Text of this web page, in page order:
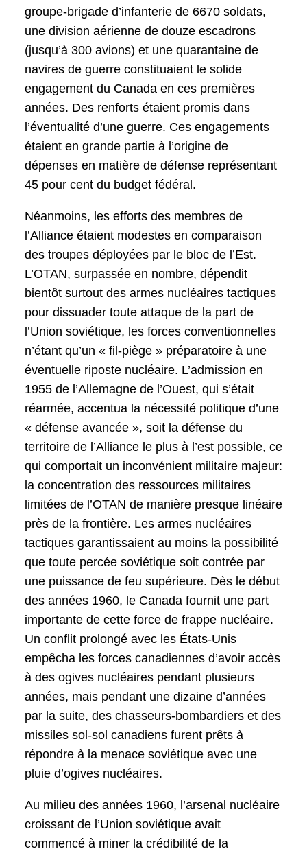
groupe-brigade d’infanterie de 6670 soldats,
une division aérienne de douze escadrons
(jusqu’à 300 avions) et une quarantaine de
navires de guerre constituaient le solide
engagement du Canada en ces premières
années. Des renforts étaient promis dans
l’éventualité d’une guerre. Ces engagements
étaient en grande partie à l’origine de
dépenses en matière de défense représentant
45 pour cent du budget fédéral.
Néanmoins, les efforts des membres de
l’Alliance étaient modestes en comparaison
des troupes déployées par le bloc de l’Est.
L’OTAN, surpassée en nombre, dépendit
bientôt surtout des armes nucléaires tactiques
pour dissuader toute attaque de la part de
l’Union soviétique, les forces conventionnelles
n’étant qu’un « fil-piège » préparatoire à une
éventuelle riposte nucléaire. L’admission en
1955 de l’Allemagne de l’Ouest, qui s’était
réarmée, accentua la nécessité politique d’une
« défense avancée », soit la défense du
territoire de l’Alliance le plus à l’est possible, ce
qui comportait un inconvénient militaire majeur:
la concentration des ressources militaires
limitées de l’OTAN de manière presque linéaire
près de la frontière. Les armes nucléaires
tactiques garantissaient au moins la possibilité
que toute percée soviétique soit contrée par
une puissance de feu supérieure. Dès le début
des années 1960, le Canada fournit une part
importante de cette force de frappe nucléaire.
Un conflit prolongé avec les États-Unis
empêcha les forces canadiennes d’avoir accès
à des ogives nucléaires pendant plusieurs
années, mais pendant une dizaine d’années
par la suite, des chasseurs-bombardiers et des
missiles sol-sol canadiens furent prêts à
répondre à la menace soviétique avec une
pluie d’ogives nucléaires.
Au milieu des années 1960, l’arsenal nucléaire
croissant de l’Union soviétique avait
commencé à miner la crédibilité de la